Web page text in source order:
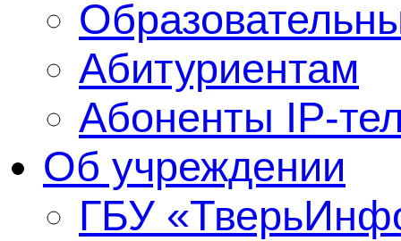
Абитуриентам
Абоненты IP-
Об учреждении
ГБУ